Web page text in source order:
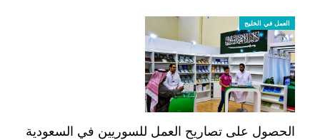
العمل في الخليج
الحصول على تصاريح العمل للسوريين في السعودية